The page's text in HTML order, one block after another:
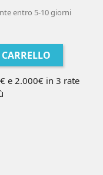
entro 5-10 giorni
e 2.000€ in 3 rate